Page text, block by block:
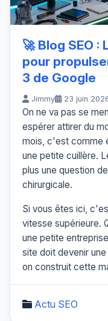
🚀 Blog SEO
pour
3 de Google
Jimmy 23 juin
On ne va pas se
espérer attirer du
mois, c'est comme
une petite cuillère.
plus une question
chirurgicale.
Si vous êtes ici,
vitesse supérieure.
une petite
site doit devenir
on construit cette
Actu SEO